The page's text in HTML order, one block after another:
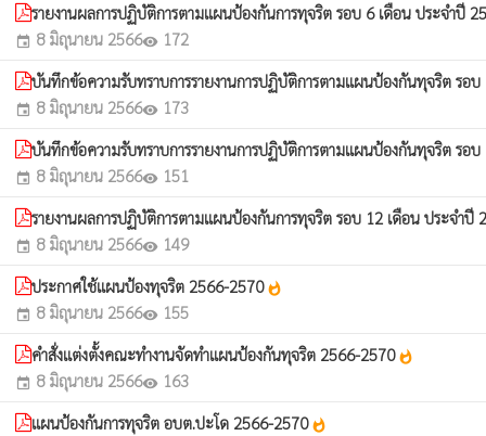
รายงานผลการปฏิบัติการตามแผนป้องกันการทุจริต รอบ 6 เดือน ประจำปี
event 8 มิถุนายน 2566visibility 172
บันทึกข้อความรับทราบการรายงานการปฏิบัติการตามแผนป้องกันทุจริต รอ
event 8 มิถุนายน 2566visibility 173
บันทึกข้อความรับทราบการรายงานการปฏิบัติการตามแผนป้องกันทุจริต รอ
event 8 มิถุนายน 2566visibility 151
รายงานผลการปฏิบัติการตามแผนป้องกันการทุจริต รอบ 12 เดือน ประจำปี
event 8 มิถุนายน 2566visibility 149
ประกาศใช้แผนป้องทุจริต 2566-2570whatshot
event 8 มิถุนายน 2566visibility 155
คำสั่งแต่งตั้งคณะทำงานจัดทำแผนป้องกันทุจริต 2566-2570whatshot
event 8 มิถุนายน 2566visibility 163
แผนป้องกันการทุจริต อบต.ปะโด 2566-2570whatshot